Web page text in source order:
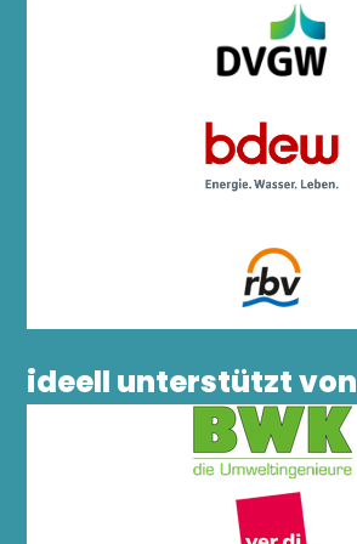
ideell unterstützt von